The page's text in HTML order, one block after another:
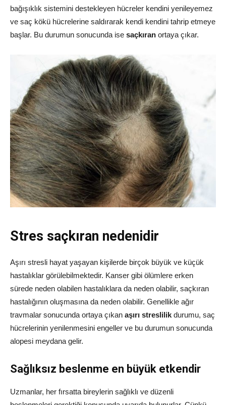
bağışıklık sistemini destekleyen hücreler kendini yenileyemez
ve saç kökü hücrelerine saldırarak kendi kendini tahrip etmeye
başlar. Bu durumun sonucunda ise saçkıran ortaya çıkar.
Stres saçkıran nedenidir
Aşırı stresli hayat yaşayan kişilerde birçok büyük ve küçük
hastalıklar görülebilmektedir. Kanser gibi ölümlere erken
sürede neden olabilen hastalıklara da neden olabilir, saçkıran
hastalığının oluşmasına da neden olabilir. Genellikle ağır
travmalar sonucunda ortaya çıkan aşırı streslilik durumu, saç
hücrelerinin yenilenmesini engeller ve bu durumun sonucunda
alopesi meydana gelir.
Sağlıksız beslenme en büyük etkendir
Uzmanlar, her fırsatta bireylerin sağlıklı ve düzenli